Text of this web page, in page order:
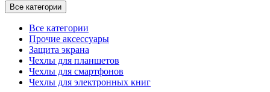
Все категории
Все категории
Прочие аксессуары
Защита экрана
Чехлы для планшетов
Чехлы для смартфонов
Чехлы для электронных книг